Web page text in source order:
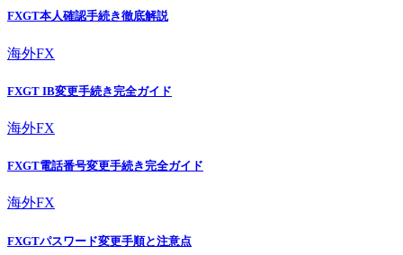
FXGT本人確認手続き徹底解説
海外FX
FXGT IB変更手続き完全ガイド
海外FX
FXGT電話番号変更手続き完全ガイド
海外FX
FXGTパスワード変更手順と注意点